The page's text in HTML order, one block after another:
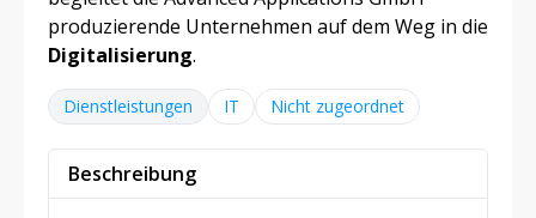
produzierende Unternehmen auf dem Weg in die
Digitalisierung.
Dienstleistungen IT Nicht zugeordnet
Beschreibung